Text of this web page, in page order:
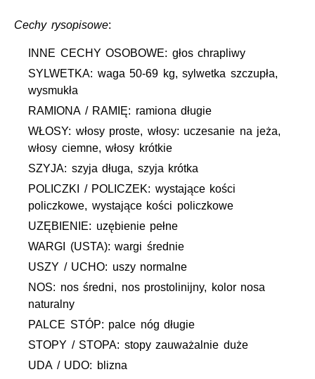
Cechy rysopisowe:
INNE CECHY OSOBOWE: głos chrapliwy
SYLWETKA: waga 50-69 kg, sylwetka szczupła,
wysmukła
RAMIONA / RAMIĘ: ramiona długie
WŁOSY: włosy proste, włosy: uczesanie na jeża,
włosy ciemne, włosy krótkie
SZYJA: szyja długa, szyja krótka
POLICZKI / POLICZEK: wystające kości
policzkowe, wystające kości policzkowe
UZĘBIENIE: uzębienie pełne
WARGI (USTA): wargi średnie
USZY / UCHO: uszy normalne
NOS: nos średni, nos prostolinijny, kolor nosa
naturalny
PALCE STÓP: palce nóg długie
STOPY / STOPA: stopy zauważalnie duże
UDA / UDO: blizna